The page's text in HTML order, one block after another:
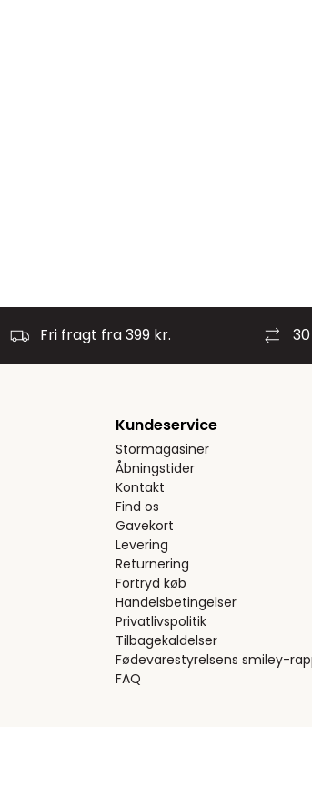
Fri fragt fra 399 kr.
Kundeservice
Stormagasiner
Åbningstider
Kontakt
Find os
Gavekort
Levering
Returnering
Fortryd køb
Handelsbetingelser
Privatlivspolitik
Tilbagekaldelser
Fødevarestyrelsens smiley-
FAQ